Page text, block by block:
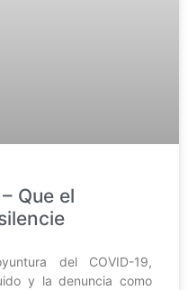
Que el
del COVID-19,
y la denuncia como